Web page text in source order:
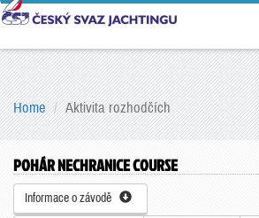
Home Aktivita rozhodčích
POHÁR NECHRANICE COURSE
Informace o závodě